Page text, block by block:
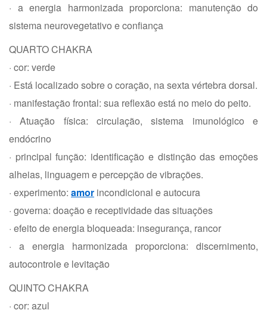
· a energia harmonizada proporciona: manutenção do
sistema neurovegetativo e confiança
QUARTO CHAKRA
· cor: verde
· Está localizado sobre o coração, na sexta vértebra dorsal.
· manifestação frontal: sua reflexão está no meio do peito.
· Atuação física: circulação, sistema imunológico e
endócrino
· principal função: identificação e distinção das emoções
alheias, linguagem e percepção de vibrações.
· experimento: amor incondicional e autocura
· governa: doação e receptividade das situações
· efeito de energia bloqueada: insegurança, rancor
· a energia harmonizada proporciona: discernimento,
autocontrole e levitação
QUINTO CHAKRA
· cor: azul